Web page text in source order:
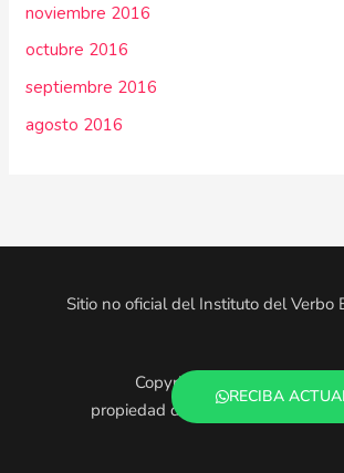
noviembre 2016
octubre 2016
septiembre 2016
agosto 2016
RECIBA
Sitio no oficial del Instituto del Verbo
Copyright © 2025. Todo el
propiedad de los administradores